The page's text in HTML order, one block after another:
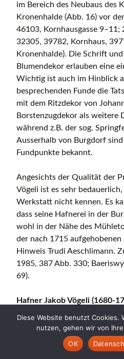
im Bereich des Neubaus des
Kronenhalde (Abb. 16) vor
46103, Kornhausgasse 9–11;
32305, 39782, Kornhaus,
Kronenhalde). Die Schrift
Blumendekor erlauben eine
Wichtig ist auch im Hinblick
besprechenden Funde die
mit dem Ritzdekor von
Borstenzugdekor als weitere
während z.B. der sog.
Ausserhalb von Burgdorf
Fundpunkte bekannt.
Angesichts der Qualität der
Vögeli ist es sehr
Werkstatt nicht kennen. Es
dass seine Hafnerei in der
wohl in der Nähe des
der nach 1715 aufgehobenen
Hinweis Trudi Aeschlimann.
1985, 387 Abb. 330;
69).
Hafner Jakob Vögeli (1680-
Genau andersherum verhält
des Hafners Jakob Vögeli,
von 1715 zerstört wurde.
Diese Website benutzt Cookies.
nutzen, gehen wir von
OK